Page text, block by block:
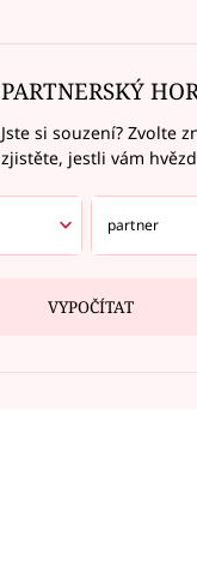
PARTNERSKÝ
Jste si souzení? Zvolte
zjistěte, jestli vám
VYPOČÍTAT